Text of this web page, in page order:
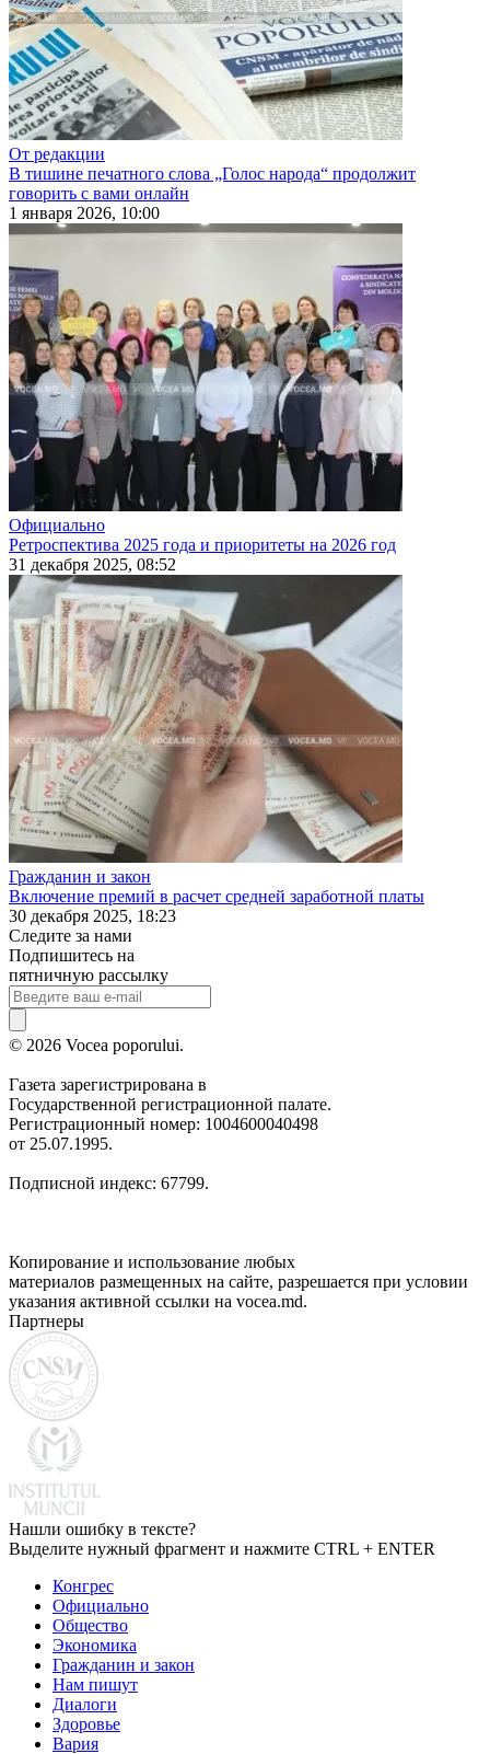
От редакции
В тишине печатного слова „Голос народа“ продолжит
говорить с вами онлайн
1 января 2026, 10:00
Официально
Ретроспектива 2025 года и приоритеты на 2026 год
31 декабря 2025, 08:52
Гражданин и закон
Включение премий в расчет средней заработной платы
30 декабря 2025, 18:23
Следите за нами
Подпишитесь на
пятничную рассылку
© 2026 Vocea poporului.
Газета зарегистрирована в
Государственной регистрационной палате.
Регистрационный номер: 1004600040498
от 25.07.1995.
Подписной индекс: 67799.
Копирование и использование любых
материалов размещенных на сайте, разрешается при условии
указания активной ссылки на vocea.md.
Партнеры
Нашли ошибку в тексте?
Выделите нужный фрагмент и нажмите CTRL + ENTER
Конгрес
Официально
Общество
Экономика
Гражданин и закон
Нам пишут
Диалоги
Здоровье
Вария